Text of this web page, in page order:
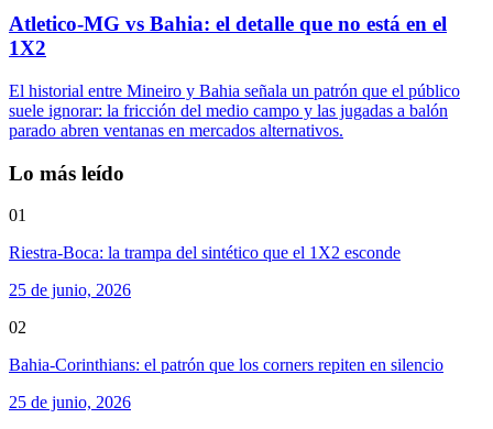
Atletico-MG vs Bahia: el detalle que no está en el
1X2
El historial entre Mineiro y Bahia señala un patrón que el público
suele ignorar: la fricción del medio campo y las jugadas a balón
parado abren ventanas en mercados alternativos.
Lo más leído
01
Riestra-Boca: la trampa del sintético que el 1X2 esconde
25 de junio, 2026
02
Bahia-Corinthians: el patrón que los corners repiten en silencio
25 de junio, 2026